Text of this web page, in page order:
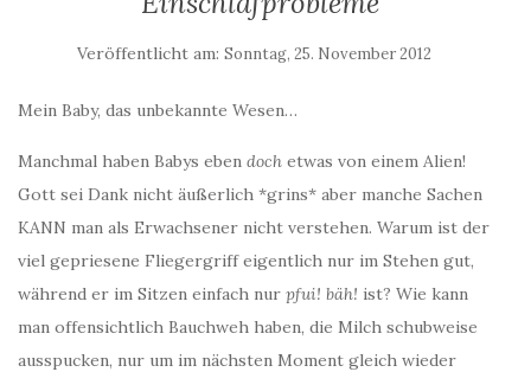
Veröffentlicht am: Sonntag, 25. November 2012
Mein Baby, das unbekannte Wesen…
Manchmal haben Babys eben doch etwas von einem Alien!
Gott sei Dank nicht äußerlich *grins* aber manche Sachen
KANN man als Erwachsener nicht verstehen. Warum ist der
viel gepriesene Fliegergriff eigentlich nur im Stehen gut,
während er im Sitzen einfach nur pfui! bäh! ist? Wie kann
man offensichtlich Bauchweh haben, die Milch schubweise
ausspucken, nur um im nächsten Moment gleich wieder